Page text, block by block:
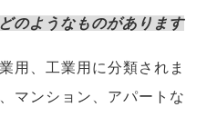
のようなものがあります
用、工業用に分類されま
マンション、アパートな